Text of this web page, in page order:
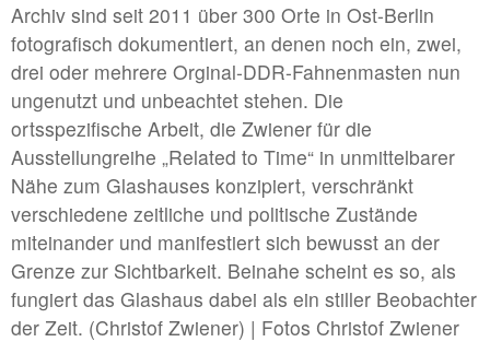
#1 | 2024 Marta Kawecka / Rafał Smoliński
//related to flow
#7 | 2023 Benedikt Terwiel
#6 | 2023 Paetzug / Hertweck
#5 | 2023 Daniela Risch & Thomas Buts
#4 | 2023 Anna Lena Grau - Anna Mieves
#3 | 2023 Marita Bullmann/Simon Camatta:
#2 | 2023 Justina Los
Archiv sind seit 2011 über 300 Orte in Ost-Berlin
fotografisch dokumentiert, an denen noch ein, zwei,
drei oder mehrere Orginal-DDR-Fahnenmasten nun
ungenutzt und unbeachtet stehen. Die
ortsspezifische Arbeit, die Zwiener für die
Ausstellungreihe „Related to Time“ in unmittelbarer
Nähe zum Glashauses konzipiert, verschränkt
verschiedene zeitliche und politische Zustände
miteinander und manifestiert sich bewusst an der
Grenze zur Sichtbarkeit. Beinahe scheint es so, als
fungiert das Glashaus dabei als ein stiller Beobachter
der Zeit. (Christof Zwiener) | Fotos Christof Zwiener